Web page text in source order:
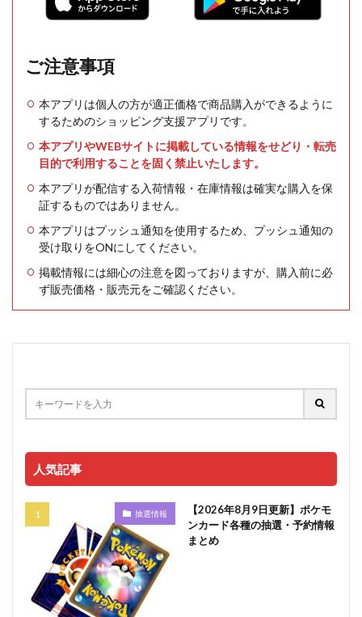
ご注意事項
本アプリは個人の方が適正価格で商品購入ができるように
するためのショッピング支援アプリです。
本アプリやWEBサイトに掲載している情報をせどり・転売
目的で利用することを固く禁止いたします。
本アプリが配信する入荷情報・在庫情報は確実な購入を保
証するものではありません。
本アプリはプッシュ通知を使用するため、プッシュ通知の
受け取りをONにしてください。
掲載情報には細心の注意を図っておりますが、購入前に必
ず販売価格・販売元をご確認ください。
人気記事
抽選情報
【2026年8月9日更新】ポケモ
ンカード各種の抽選・予約情報
まとめ